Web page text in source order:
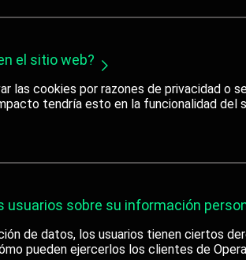
el sitio web?
las cookies por razones de privacidad o
tendría esto en la funcionalidad del
usuarios sobre su información
de datos, los usuarios tienen ciertos
pueden ejercerlos los clientes de